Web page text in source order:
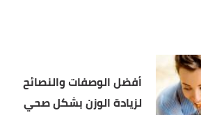
,
15/9/2017,
أفضل الوصفات والنصائح
لزيادة الوزن بشكل صحي